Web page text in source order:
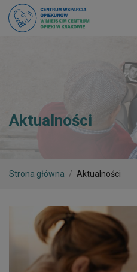
Aktualności
Strona główna Aktualności